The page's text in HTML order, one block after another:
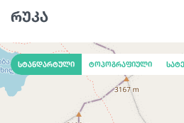
რუკა
სტანდარტული ტოპოგრაფიული